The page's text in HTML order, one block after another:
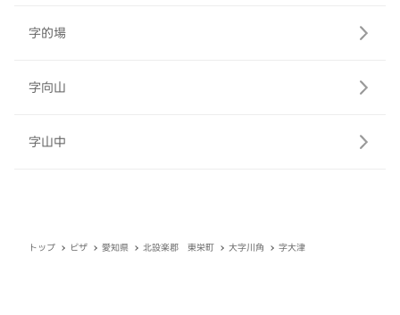
字的場
字向山
字山中
トップ ピザ 愛知県 北設楽郡 東栄町 大字川角 字大津